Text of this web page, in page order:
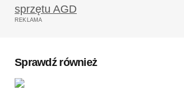
Wymagane pola są oznaczone
REKLAMA
Sprawdź również